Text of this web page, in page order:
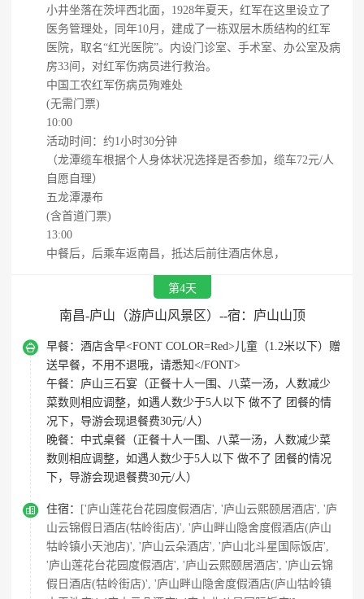
小井坐落在茨坪西北面，1928年夏天，红军在这里设立了
医务管理处，同年10月，建成了一栋双层木质结构的红军
医院，取名“红光医院”。内设门诊室、手术室、办公室及病
房33间，对红军伤病员进行救治。
中国工农红军伤病员殉难处
(无需门票)
10:00
活动时间：约1小时30分钟
（龙潭缆车根据个人身体状况选择是否参加，缆车72元/人
自愿自理）
五龙潭瀑布
(含首道门票)
13:00
中餐后，后乘车返南昌，抵达后前往酒店休息，
第4天
南昌-庐山（游庐山风景区）--宿：庐山山顶
 早餐： 酒店含早<FONT COLOR=Red>儿童（1.2米以下）赠
送早餐，不用不退哦，请悉知</FONT>
午餐： 庐山三石宴（正餐十人一围、八菜一汤，人数减少
菜数则相应调整，如遇人数少于5人以下 做不了 团餐的情
况下，导游会现退餐费30元/人）
晚餐： 中式桌餐（正餐十人一围、八菜一汤，人数减少菜
数则相应调整，如遇人数少于5人以下 做不了 团餐的情况
下，导游会现退餐费30元/人）
 住宿：
['庐山莲花台花园度假酒店', '庐山云熙颐居酒店', '庐
山云锦假日酒店(牯岭街店)', '庐山畔山隐舍度假酒店(庐山
牯岭镇小天池店)', '庐山云朵酒店', '庐山北斗星国际饭店',
'庐山莲花台花园度假酒店', '庐山云熙颐居酒店', '庐山云锦
假日酒店(牯岭街店)', '庐山畔山隐舍度假酒店(庐山牯岭镇